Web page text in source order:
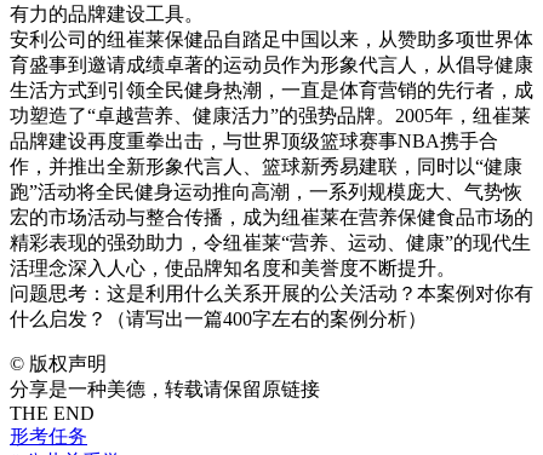
有力的品牌建设工具。
安利公司的纽崔莱保健品自踏足中国以来，从赞助多项世界体
育盛事到邀请成绩卓著的运动员作为形象代言人，从倡导健康
生活方式到引领全民健身热潮，一直是体育营销的先行者，成
功塑造了“卓越营养、健康活力”的强势品牌。2005年，纽崔莱
品牌建设再度重拳出击，与世界顶级篮球赛事NBA携手合
作，并推出全新形象代言人、篮球新秀易建联，同时以“健康
跑”活动将全民健身运动推向高潮，一系列规模庞大、气势恢
宏的市场活动与整合传播，成为纽崔莱在营养保健食品市场的
精彩表现的强劲助力，令纽崔莱“营养、运动、健康”的现代生
活理念深入人心，使品牌知名度和美誉度不断提升。
问题思考：这是利用什么关系开展的公关活动？本案例对你有
什么启发？（请写出一篇400字左右的案例分析）
© 版权声明
分享是一种美德，转载请保留原链接
THE END
形考任务